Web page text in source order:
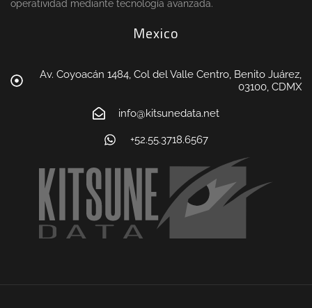
operatividad mediante tecnología avanzada.
Mexico
Av. Coyoacán 1484, Col del Valle Centro, Benito Juárez,
03100, CDMX
info@kitsunedata.net
+52.55.3718.6567